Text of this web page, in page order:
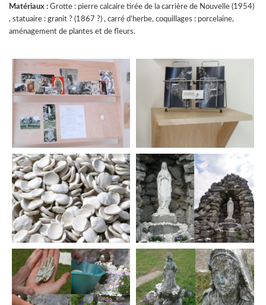
Matériaux : Grotte : pierre calcaire tirée de la carrière de Nouvelle (1954)
, statuaire : granit ? (1867 ?) , carré d’herbe, coquillages : porcelaine,
aménagement de plantes et de fleurs.